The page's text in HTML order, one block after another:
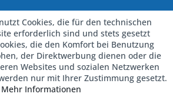
Cookies, die für den technischen
erforderlich sind und stets gesetzt
die den Komfort bei Benutzung
der Direktwerbung dienen oder die
Websites und sozialen Netzwerken
nur mit Ihrer Zustimmung gesetzt.
Mehr Informationen